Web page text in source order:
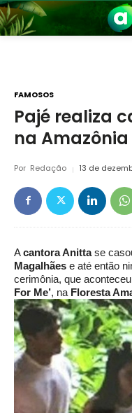
Amazônia
FAMOSOS
Pajé realiza
na Amazônia
Por Redação 13 de
Acantora Anittase
Magalhães e até então
cerimônia, que
For Me’, na Floresta